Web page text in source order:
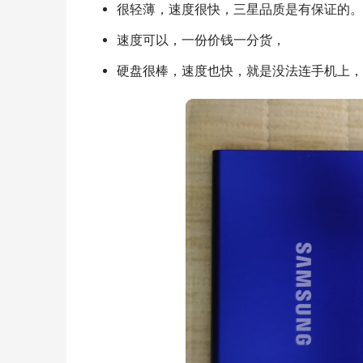
很轻薄，速度很快，三星品质是有保证的。
速度可以，一份价钱一分货，
硬盘很棒，速度也快，就是没法连手机上